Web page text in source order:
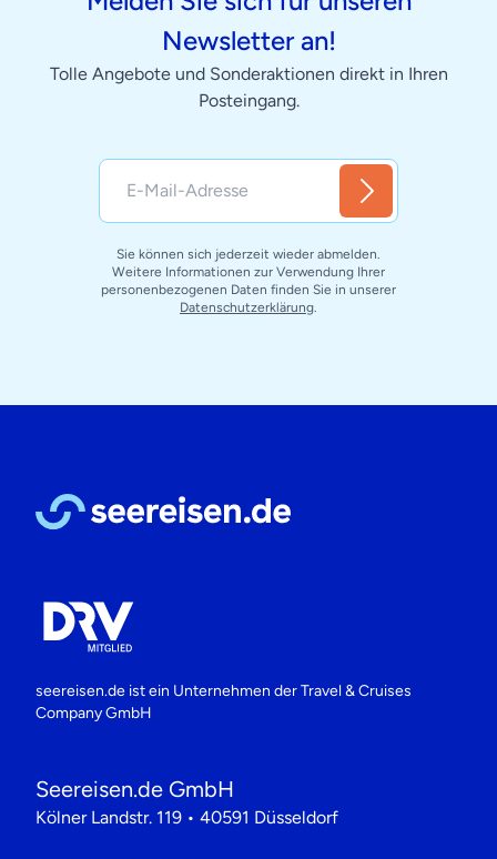
Newsletter an!
Tolle Angebote und Sonderaktionen direkt in Ihren
Posteingang.
Sie können sich jederzeit wieder abmelden.
Weitere Informationen zur Verwendung Ihrer
personenbezogenen Daten finden Sie in unserer
Datenschutzerklärung.
seereisen.de ist ein Unternehmen derTravel & Cruises
Company GmbH
Seereisen.de GmbH
Kölner Landstr. 119 • 40591 Düsseldorf